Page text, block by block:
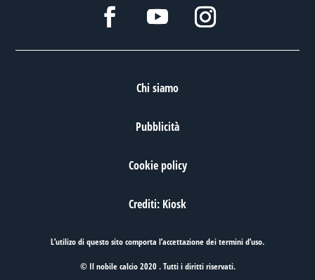
Chi siamo
Pubblicità
Cookie policy
Crediti: Kiosk
L’utilizo di questo sito comporta l’accettazione deitermini d’uso.
© Il nobile calcio 2020 . Tutti i diritti riservati.